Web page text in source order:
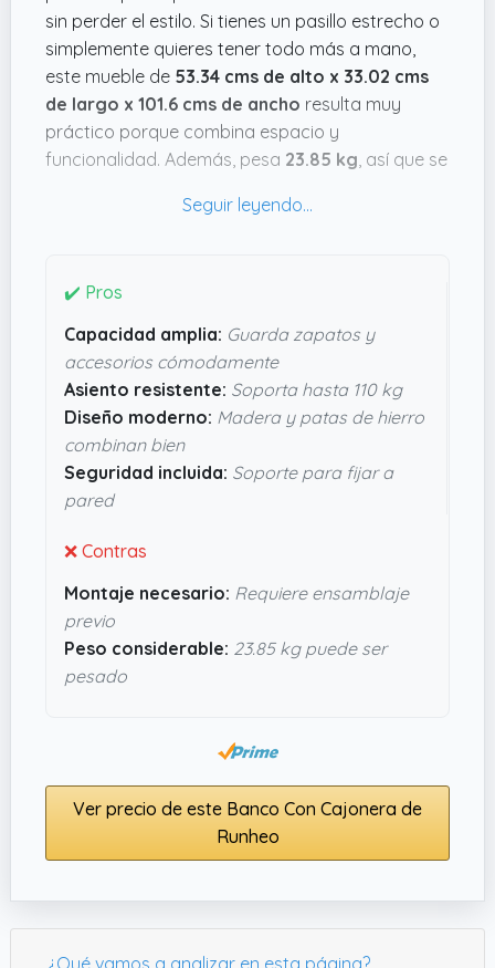
sin perder el estilo. Si tienes un pasillo estrecho o
simplemente quieres tener todo más a mano,
este mueble de 53.34 cms de alto x 33.02 cms
de largo x 101.6 cms de ancho resulta muy
práctico porque combina espacio y
funcionalidad. Además, pesa 23.85 kg , así que se
no solo los zapatos sino también accesorios bien
hasta 110 kg, así que puedes sentarte cómodo
para calzarte. El diseño con patas de hierro y
madera da un aire moderno e industrial que no
queda mal en ningún sitio. Montarlo parece
sencillo y, aunque no lo he probado, la placa
para fijarlo a la pared da confianza en que no se
moverá al usarlo. Ideal si quieres algo funcional
✔️ Pros
Capacidad amplia: Guarda zapatos y
accesorios cómodamente
Asiento resistente: Soporta hasta 110 kg
Diseño moderno: Madera y patas de hierro
combinan bien
Seguridad incluida: Soporte para fijar a
pared
❌ Contras
Montaje necesario: Requiere ensamblaje
previo
Peso considerable: 23.85 kg puede ser
pesado
Ver precio de este Banco Con Cajonera de
Runheo
¿Qué vamos a analizar en esta página?